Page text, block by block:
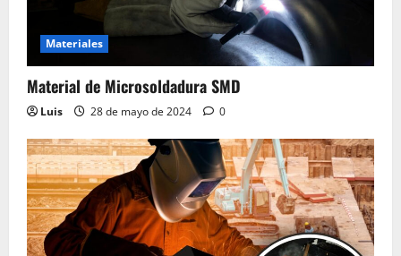
5
Material del Curso Peluquería,
Maquillaje y Uñas
20 de mayo de 2024 0
Materiales
Material de Microsoldadura SMD
Luis 28 de mayo de 2024 0